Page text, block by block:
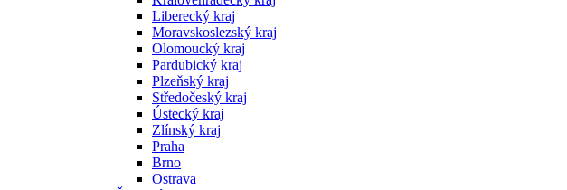
Liberecký kraj
Moravskoslezský kraj
Olomoucký kraj
Pardubický kraj
Plzeňský kraj
Středočeský kraj
Ústecký kraj
Zlínský kraj
Praha
Brno
Ostrava